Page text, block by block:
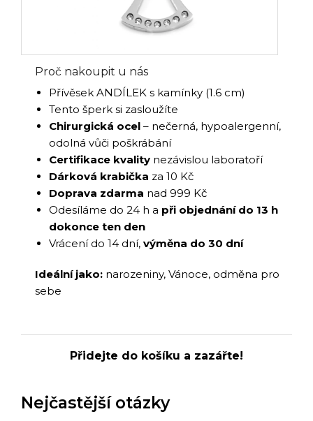
Proč nakoupit u nás
Přívěsek ANDÍLEK s kamínky (1.6 cm)
Tento šperk si zasloužíte
Chirurgická ocel – nečerná, hypoalergenní,
odolná vůči poškrábání
Certifikace kvality nezávislou laboratoří
Dárková krabička za 10 Kč
Doprava zdarma nad 999 Kč
Odesíláme do 24 h a při objednání do 13 h
dokonce ten den
Vrácení do 14 dní, výměna do 30 dní
Ideální jako: narozeniny, Vánoce, odměna pro
sebe
Přidejte do košíku a zazářte!
Nejčastější otázky